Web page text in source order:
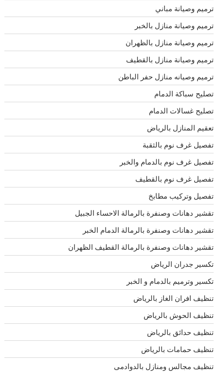
ترميم وصيانة مباني
ترميم وصيانة منازل بالخبر
ترميم وصيانة منازل بالظهران
ترميم وصيانة منازل بالقطيف
ترميم وصيانه منازل حفر الباطن
تصليح سباكة الدمام
تصليح غسالات الدمام
تعقيم المنازل بالرياض
تفصيل غرف نوم بالثقبة
تفصيل غرف نوم بالدمام والخبر
تفصيل غرف نوم بالقطيف
تفصيل وتركيب مطابخ
تقشير دهانات وصنفرة بالرمالة الاحساء الجبيل
تقشير دهانات وصنفرة بالرمالة الدمام الخبر
تقشير دهانات وصنفرة بالرمالة القطيف الظهران
تكسير جدران الرياض
تكسير وترميم بالدمام و الخبر
تنظيف افران الغاز بالرياض
تنظيف الحوش بالرياض
تنظيف حدائق بالرياض
تنظيف حمامات بالرياض
تنظيف مجالس ومنازل بالدوادمى